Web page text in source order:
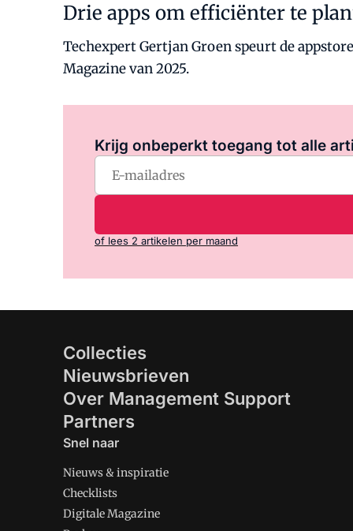
Drie apps om efficiënter te
Techexpert Gertjan Groen speurt de
Magazine van 2025.
Krijg onbeperkt toegang tot alle
of lees 2 artikelen per maand
Collecties
Nieuwsbrieven
Over Management Support
Partners
Snel naar
Nieuws & inspiratie
Checklists
Digitale Magazine